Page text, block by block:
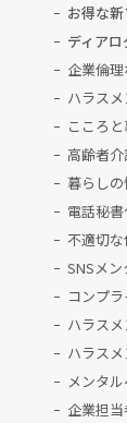
お得な
ディアロ
企業倫
ハラス
こころ
高齢者
暮らし
電話秘
不適切
SNSメ
コンプ
ハラス
ハラス
メンタ
企業担